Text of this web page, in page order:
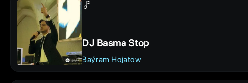
DJ Basma Stop
Baýram Hojatow